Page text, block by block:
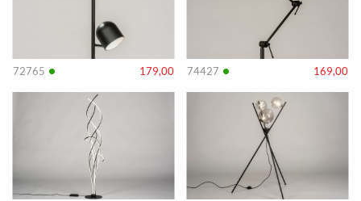
72765 • 179,00 74427 • 169,00
Info Info